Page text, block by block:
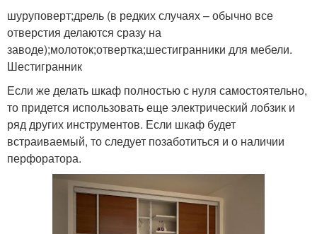
шуруповерт;дрель (в редких случаях – обычно все
отверстия делаются сразу на
заводе);молоток;отвертка;шестигранники для мебели.
Шестигранник
Если же делать шкаф полностью с нуля самостоятельно,
то придется использовать еще электрический лобзик и
ряд других инструментов. Если шкаф будет
встраиваемый, то следует позаботиться и о наличии
перфоратора.